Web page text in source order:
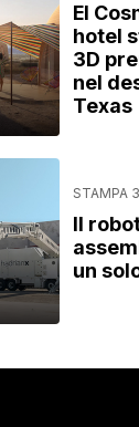
El
hotel
3D
nel
Texas
STAMPA
Il
un